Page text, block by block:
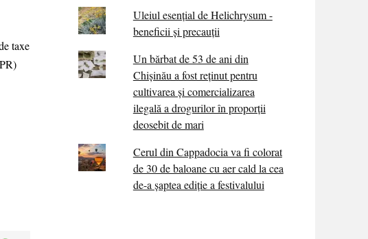
taxe
Uleiul esențial de Helichrysum -
beneficii și precauții
Un bărbat de 53 de ani din
Chișinău a fost reținut pentru
cultivarea și comercializarea
ilegală a drogurilor în proporții
deosebit de mari
Cerul din Cappadocia va fi colorat
de 30 de baloane cu aer cald la cea
de-a șaptea ediție a festivalului